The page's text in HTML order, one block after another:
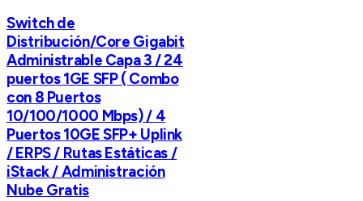
Switch de
Distribución/Core Gigabit
Administrable Capa 3 / 24
puertos 1GE SFP ( Combo
con 8 Puertos
10/100/1000 Mbps) / 4
Puertos 10GE SFP+ Uplink
/ ERPS / Rutas Estáticas /
iStack / Administración
Nube Gratis